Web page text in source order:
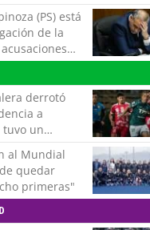
(PS) está
de la
agresión con
derrotó
a
tuvo un
en Copa
al Mundial
quedar
primeras"